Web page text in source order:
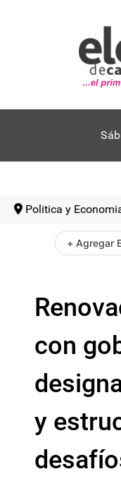
Politica y
+ Agregar
con
y